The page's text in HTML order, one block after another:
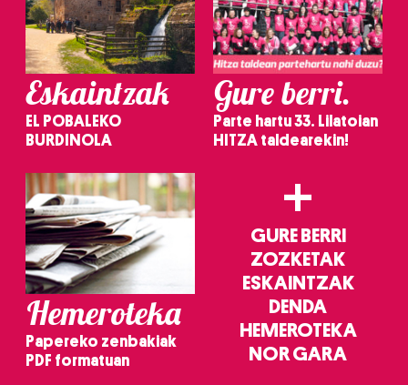
Eskaintzak
EL POBALEKO
BURDINOLA
Gure berri.
Parte hartu 33. Lilatoian
HITZA taldearekin!
Hemeroteka
Papereko zenbakiak
PDF formatuan
+
GURE BERRI
ZOZKETAK
ESKAINTZAK
DENDA
HEMEROTEKA
NOR GARA